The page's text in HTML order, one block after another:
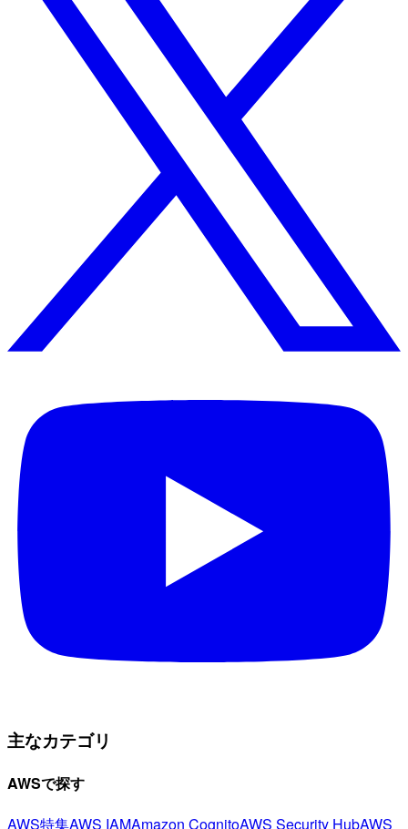
主なカテゴリ
AWSで探す
AWS特集AWS IAMAmazon CognitoAWS Security HubAWS